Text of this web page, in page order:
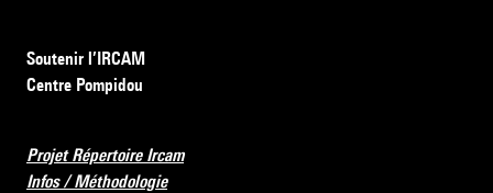
Soutenir l’IRCAM
Centre Pompidou
Projet Répertoire Ircam
Infos / Méthodologie